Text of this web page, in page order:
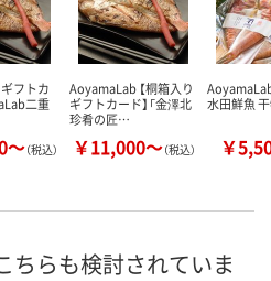
フトカ
二重
～（税込）
AoyamaLab 【桐箱入り
ギフトカード】「金澤北
珍肴の匠…
￥11,000～（税込）
水田鮮魚
￥
ちらも検討されていま